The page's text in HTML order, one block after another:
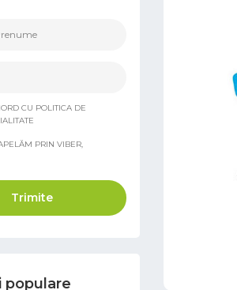
CU POLITICA DE
PRIN VIBER,
Trimite
populare